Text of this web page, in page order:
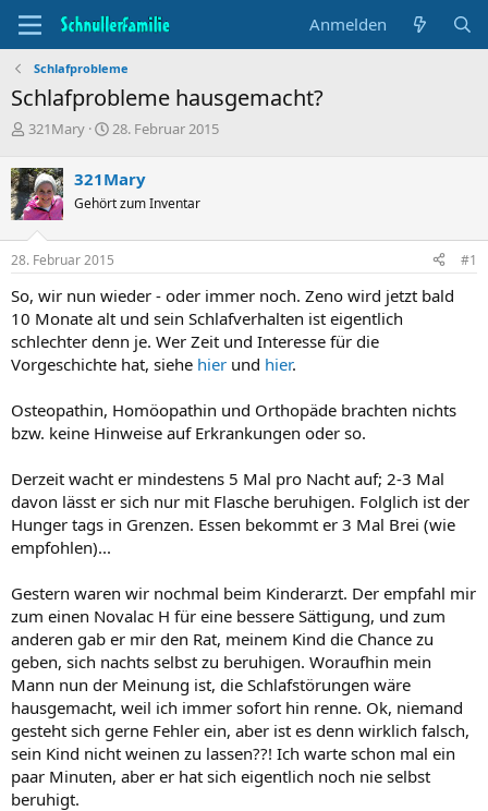
Anmelden
Schlafprobleme
Schlafprobleme hausgemacht?
T
e
m
e
n
s
t
r
t
e
r
321Mary
B
i
n
d
a
u
m
28. Februar 2015
321Mary
Gehört zum Inventar
28. Februar 2015 #1
So, wir nun wieder - oder immer noch. Zeno wird jetzt bald
10 Monate alt und sein Schlafverhalten ist eigentlich
schlechter denn je. Wer Zeit und Interesse für die
Vorgeschichte hat, siehe hier und hier.
Osteopathin, Homöopathin und Orthopäde brachten nichts
bzw. keine Hinweise auf Erkrankungen oder so.
Derzeit wacht er mindestens 5 Mal pro Nacht auf; 2-3 Mal
davon lässt er sich nur mit Flasche beruhigen. Folglich ist der
Hunger tags in Grenzen. Essen bekommt er 3 Mal Brei (wie
empfohlen)...
Gestern waren wir nochmal beim Kinderarzt. Der empfahl mir
zum einen Novalac H für eine bessere Sättigung, und zum
anderen gab er mir den Rat, meinem Kind die Chance zu
geben, sich nachts selbst zu beruhigen. Woraufhin mein
Mann nun der Meinung ist, die Schlafstörungen wäre
hausgemacht, weil ich immer sofort hin renne. Ok, niemand
gesteht sich gerne Fehler ein, aber ist es denn wirklich falsch,
sein Kind nicht weinen zu lassen??! Ich warte schon mal ein
paar Minuten, aber er hat sich eigentlich noch nie selbst
beruhigt.